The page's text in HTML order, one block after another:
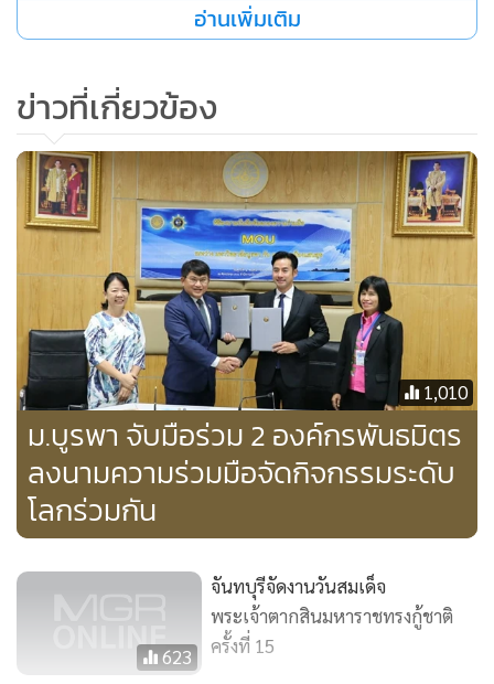
ด้าน ดร. อดิศักดิ์ แจ้งกมลกุลชัย ประธานบริหารโครงการ
บริษัท เอสโซ่ และบริษัทในเครือเอ็กซอนโมบิล ในประเทศไทย
รู้สึกเป็นเกียรติ และยินดี ที่ได้มีโอกาสสนับสนุน งานมหกรรม
สุขภาพนครแหลมฉบัง ร่วมกับเทศบาลนครแหลมฉบัง โดยได้รับ
การสนับสนุนอย่างดีเยี่ยมจากโรงพยาบาลชั้นนำ จำนวน 14 แห่ง
เพื่อรวมพลังความเป็น มหานครแห่งสุขภาพ ถวายเป็นพระราช
กุศล น้อมรำลึกในพระมหากรุณาธิคุณแด่ในหลวงรัชกาลที่ 9
และ เพื่อสุขภาพอันดีของชาวแหลมฉบังทุกท่าน
เอสโซ่ และบริษัทในเครือเอ็กซอนโมบิล ในประเทศไทย ได้
ดำเนินธุรกิจใน ประเทศไทยมาถึง 125 ปี ในปี 2562 นี้ เรายืนยัน
ได้ถึง ความมุ่งมั่นในการดำเนินงานอย่างมีประสิทธิภาพ ด้วย
ความปลอดภัย ด้วยมาตรฐานผลิตภัณฑ์ที่มีคุณภาพ ควบคู่ไปกับ
การมีส่วนร่วมในการพัฒนา และส่งเสริมการมีสุขภาพที่ดีของทุก
คน เราพร้อมจะเป็นพลังที่ขับเคลื่อนสังคมไทย ก้าวไปพร้อมกับ
ทุกท่าน
การมีสุขภาพที่ดี เป็นพื้นฐานสำคัญ ที่ช่วยให้ผู้คนในชุมชน
สามารถพัฒนาตนเองได้อย่างเต็มศักยภาพ และมีส่วนในการ
อ่านเพิ่มเติม
ข่าวที่เกี่ยวข้อง
1,010
ม.บูรพา จับมือร่วม 2 องค์กรพันธมิตร
ลงนามความร่วมมือจัดกิจกรรมระดับ
โลกร่วมกัน
623
จันทบุรี​จัดงานวันสมเด็จ
พระเจ้าตากสินมหาราชทรงกู้ชาติ
ครั้งที่ 15